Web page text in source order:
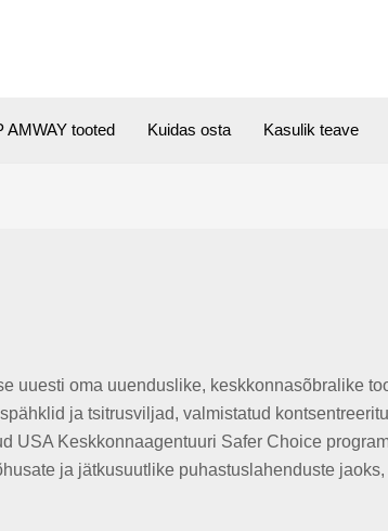
AMWAY tooted Kuidas osta Kasulik teave
uuesti oma uuenduslike, keskkonnasõbralike
ja tsitrusviljad, valmistatud
USA Keskkonnaagentuuri Safer Choice
ja jätkusuutlike puhastuslahenduste